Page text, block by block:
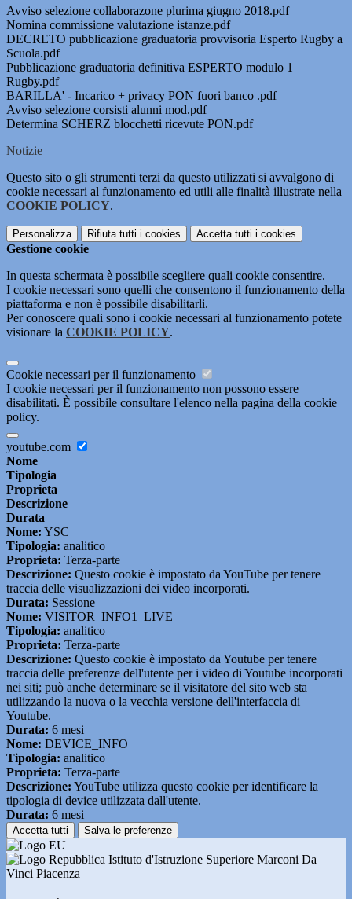
Avviso selezione collaborazone plurima giugno 2018.pdf
Nomina commissione valutazione istanze.pdf
DECRETO pubblicazione graduatoria provvisoria Esperto Rugby a
Scuola.pdf
Pubblicazione graduatoria definitiva ESPERTO modulo 1
Rugby.pdf
BARILLA' - Incarico + privacy PON fuori banco .pdf
Avviso selezione corsisti alunni mod.pdf
Determina SCHERZ blocchetti ricevute PON.pdf
Notizie
Questo sito o gli strumenti terzi da questo utilizzati si avvalgono di
cookie necessari al funzionamento ed utili alle finalità illustrate nella
COOKIE POLICY.
Personalizza Rifiuta tutti i cookies Accetta tutti i cookies
Gestione cookie
In questa schermata è possibile scegliere quali cookie consentire.
I cookie necessari sono quelli che consentono il funzionamento della
piattaforma e non è possibile disabilitarli.
Per conoscere quali sono i cookie necessari al funzionamento potete
visionare la COOKIE POLICY.
Cookie necessari per il funzionamento
I cookie necessari per il funzionamento non possono essere
disabilitati. È possibile consultare l'elenco nella pagina della cookie
policy.
youtube.com
Nome
Tipologia
Proprieta
Descrizione
Durata
Nome: YSC
Tipologia: analitico
Proprieta: Terza-parte
Descrizione: Questo cookie è impostato da YouTube per tenere
traccia delle visualizzazioni dei video incorporati.
Durata: Sessione
Nome: VISITOR_INFO1_LIVE
Tipologia: analitico
Proprieta: Terza-parte
Descrizione: Questo cookie è impostato da Youtube per tenere
traccia delle preferenze dell'utente per i video di Youtube incorporati
nei siti; può anche determinare se il visitatore del sito web sta
utilizzando la nuova o la vecchia versione dell'interfaccia di
Youtube.
Durata: 6 mesi
Nome: DEVICE_INFO
Tipologia: analitico
Proprieta: Terza-parte
Descrizione: YouTube utilizza questo cookie per identificare la
tipologia di device utilizzata dall'utente.
Durata: 6 mesi
Accetta tutti Salva le preferenze
Istituto d'Istruzione Superiore Marconi Da
Vinci Piacenza